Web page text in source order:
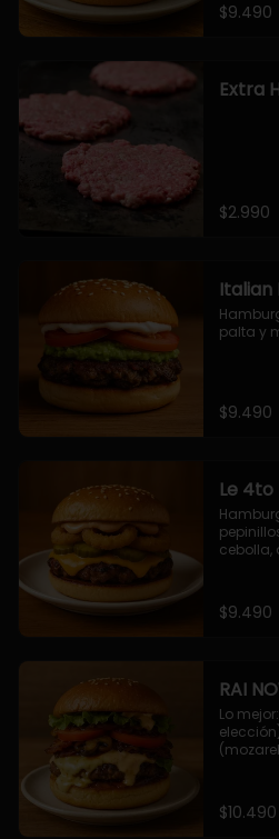
$9.490
Extra
$2.990
Italian
palta y
$9.490
Le 4to
cebolla,
$9.490
RAI
Lo
NOW!
$10.490